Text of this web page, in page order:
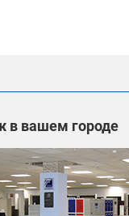
в вашем городе